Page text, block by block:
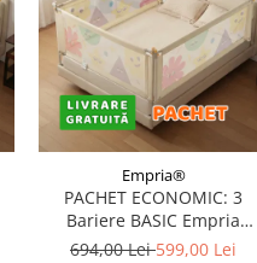
Empria®
PACHET ECONOMIC: 3
Bariere BASIC Empria
protectie pat 180X200 cm +
694,00 Lei599,00 Lei